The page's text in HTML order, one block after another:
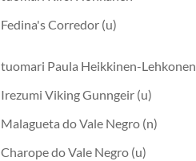
Fedina's Corredor (u)
tuomari Paula Heikkinen-Lehkonen
Irezumi Viking Gunngeir (u)
Malagueta do Vale Negro (n)
Charope do Vale Negro (u)